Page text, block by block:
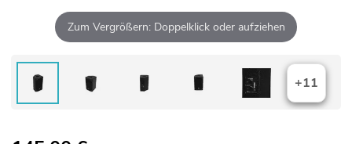
Zum Vergrößern: Doppelklick oder aufziehen
+11